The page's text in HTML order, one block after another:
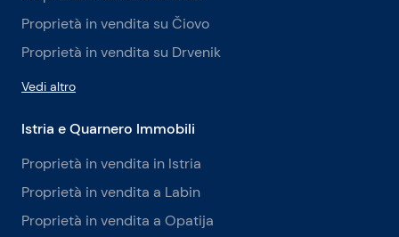
Proprietà in vendita su Čiovo
Proprietà in vendita su Drvenik
Vedi altro
Istria e Quarnero Immobili
Proprietà in vendita in Istria
Proprietà in vendita a Labin
Proprietà in vendita a Opatija